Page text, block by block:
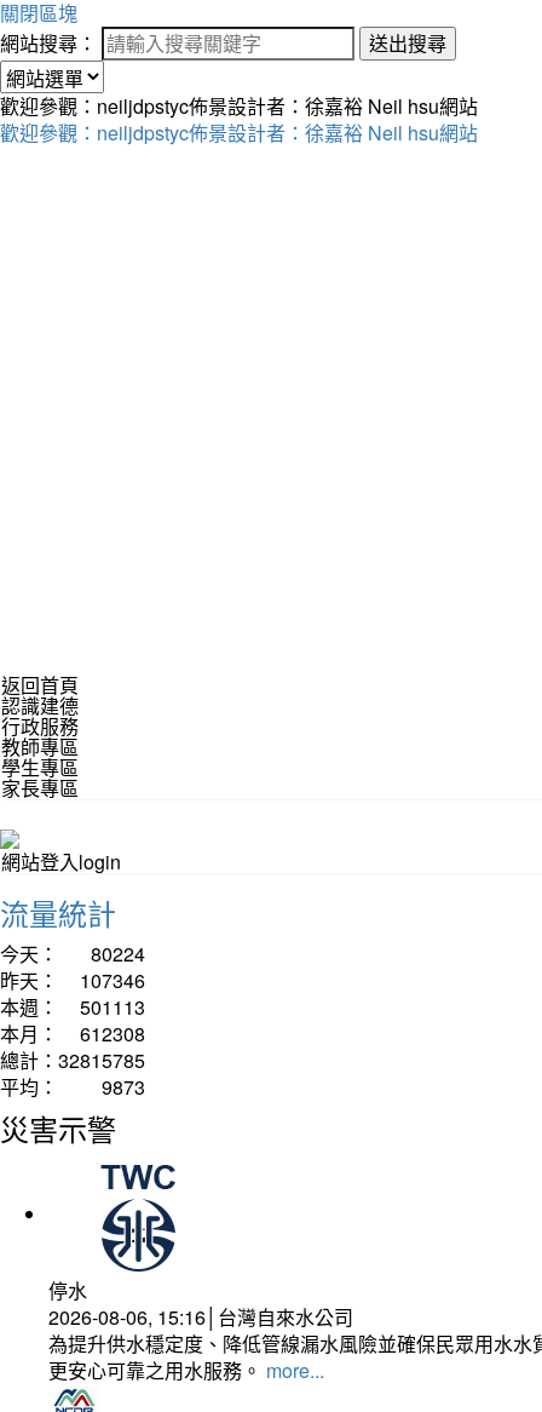
關閉區塊
網站搜尋：
送出搜尋
歡迎參觀：neiljdpstyc佈景設計者：徐嘉裕 Neil hsu網站
歡迎參觀：neiljdpstyc佈景設計者：徐嘉裕 Neil hsu網站
返回首頁
認識建德
行政服務
教師專區
學生專區
家長專區
網站登入login
流量統計
今天：
80224
昨天：
107346
本週：
501113
本月：
612308
總計： 32815785
平均：
9873
災害示警
停水
2026-08-06, 15:16│台灣自來水公司
為提升供水穩定度、降低管線漏水風險並確保民眾用水
更安心可靠之用水服務。 more...